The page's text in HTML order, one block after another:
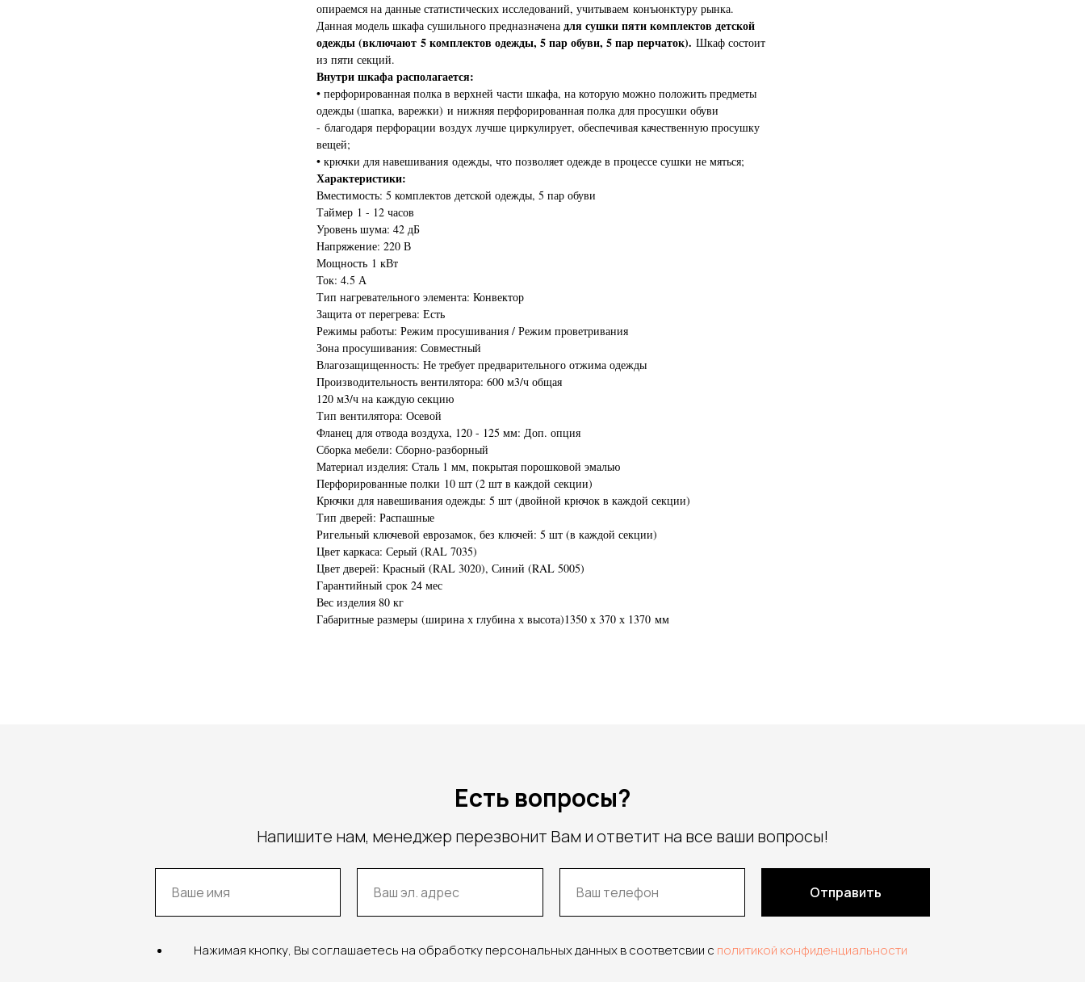
опираемся на данные статистических исследований, учитываем конъюнктуру рынка.
Данная модель шкафа сушильного предназначена для сушки пяти комплектов детской
одежды (включают 5 комплектов одежды, 5 пар обуви, 5 пар перчаток). Шкаф состоит
из пяти секций.
Внутри шкафа располагается:
• перфорированная полка в верхней части шкафа, на которую можно положить предметы
одежды (шапка, варежки) и нижняя перфорированная полка для просушки обуви
- благодаря перфорации воздух лучше циркулирует, обеспечивая качественную просушку
вещей;
• крючки для навешивания одежды, что позволяет одежде в процессе сушки не мяться;
Характеристики:
Вместимость: 5 комплектов детской одежды, 5 пар обуви
Таймер 1 - 12 часов
Уровень шума: 42 дБ
Напряжение: 220 В
Мощность 1 кВт
Ток: 4.5 А
Тип нагревательного элемента: Конвектор
Защита от перегрева: Есть
Режимы работы: Режим просушивания / Режим проветривания
Зона просушивания: Совместный
Влагозащищенность: Не требует предварительного отжима одежды
Производительность вентилятора: 600 м3/ч общая
120 м3/ч на каждую секцию
Тип вентилятора: Осевой
Фланец для отвода воздуха, 120 - 125 мм: Доп. опция
Сборка мебели: Сборно-разборный
Материал изделия: Сталь 1 мм, покрытая порошковой эмалью
Перфорированные полки 10 шт (2 шт в каждой секции)
Крючки для навешивания одежды: 5 шт (двойной крючок в каждой секции)
Тип дверей: Распашные
Ригельный ключевой еврозамок, без ключей: 5 шт (в каждой секции)
Цвет каркаса: Серый (RAL 7035)
Цвет дверей: Красный (RAL 3020), Синий (RAL 5005)
Гарантийный срок 24 мес
Вес изделия 80 кг
Габаритные размеры (ширина х глубина х высота)1350 х 370 х 1370 мм
Есть вопросы?
Напишите нам, менеджер перезвонит Вам и ответит на все ваши вопросы!
Отправить
Нажимая кнопку, Вы соглашаетесь на обработку персональных данных в соответсвии с политикой конфиденциальности